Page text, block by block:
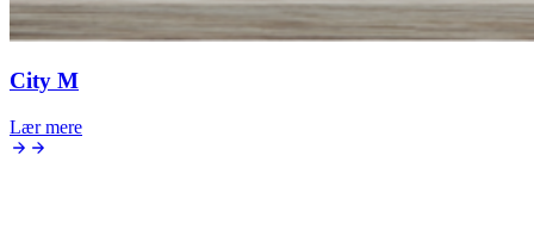
City M
Lær mere